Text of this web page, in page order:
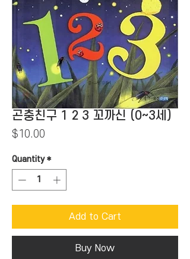
곤충친구 1 2 3 꼬까신 (0~3세)
$10.00
Quantity *
Add to Cart
Buy Now